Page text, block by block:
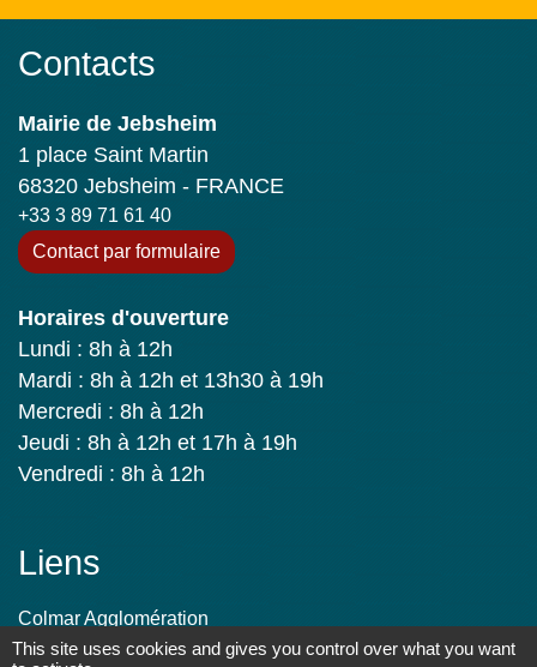
Contacts
Mairie de Jebsheim
1 place Saint Martin
68320 Jebsheim - FRANCE
+33 3 89 71 61 40
Contact par formulaire
Horaires d'ouverture
Lundi : 8h à 12h
Mardi : 8h à 12h et 13h30 à 19h
Mercredi : 8h à 12h
Jeudi : 8h à 12h et 17h à 19h
Vendredi : 8h à 12h
Liens
Colmar Agglomération
TRACE
This site uses cookies and gives you control over what you want